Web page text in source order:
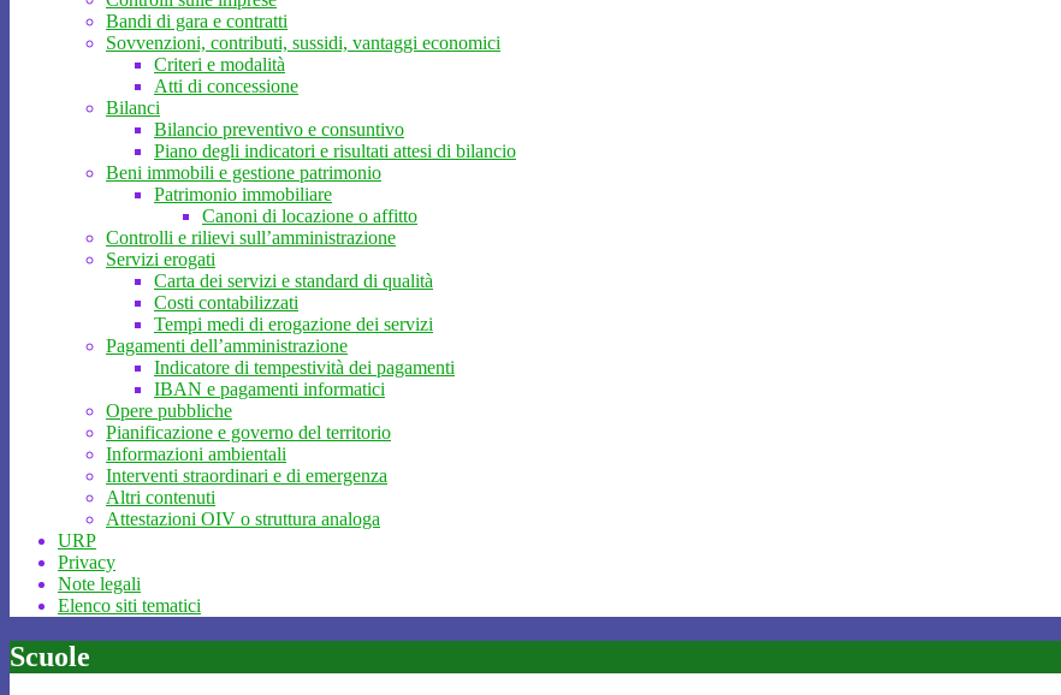
Bandi di gara e contratti
Sovvenzioni, contributi, sussidi, vantaggi economici
Criteri e modalità
Atti di concessione
Bilanci
Bilancio preventivo e consuntivo
Piano degli indicatori e risultati attesi di bilancio
Beni immobili e gestione patrimonio
Patrimonio immobiliare
Canoni di locazione o affitto
Controlli e rilievi sull’amministrazione
Servizi erogati
Carta dei servizi e standard di qualità
Costi contabilizzati
Tempi medi di erogazione dei servizi
Pagamenti dell’amministrazione
Indicatore di tempestività dei pagamenti
IBAN e pagamenti informatici
Opere pubbliche
Pianificazione e governo del territorio
Informazioni ambientali
Interventi straordinari e di emergenza
Altri contenuti
Attestazioni OIV o struttura analoga
URP
Privacy
Note legali
Elenco siti tematici
Scuole